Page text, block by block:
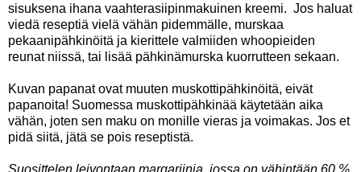
sisuksena ihana vaahterasiipinmakuinen kreemi. Jos haluat
viedä reseptiä vielä vähän pidemmälle, murskaa
pekaanipähkinöitä ja kierittele valmiiden whoopieiden
reunat niissä, tai lisää pähkinämurska kuorrutteen sekaan.
Kuvan papanat ovat muuten muskottipähkinöitä, eivät
papanoita! Suomessa muskottipähkinää käytetään aika
vähän, joten sen maku on monille vieras ja voimakas. Jos et
pidä siitä, jätä se pois reseptistä.
Suosittelen leivontaan margariinia, jossa on vähintään 60 %